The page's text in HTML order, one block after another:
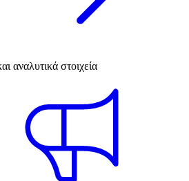
αναλυτικά στοιχεία